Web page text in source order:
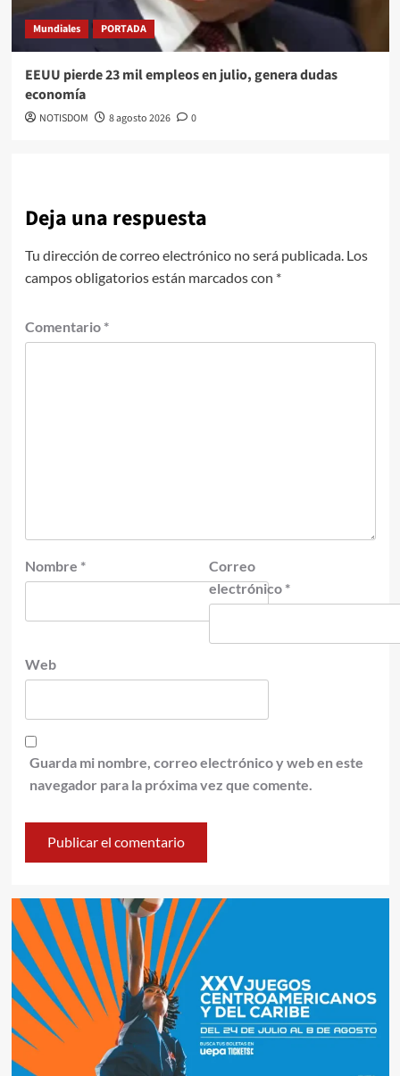
Mundiales PORTADA
EEUU pierde 23 mil empleos en julio, genera dudas
economía
NOTISDOM 8 agosto 2026 0
Deja una respuesta
Tu dirección de correo electrónico no será publicada. Los
campos obligatorios están marcados con *
Comentario *
Nombre *
Correo
electrónico *
Web
Guarda mi nombre, correo electrónico y web en este
navegador para la próxima vez que comente.